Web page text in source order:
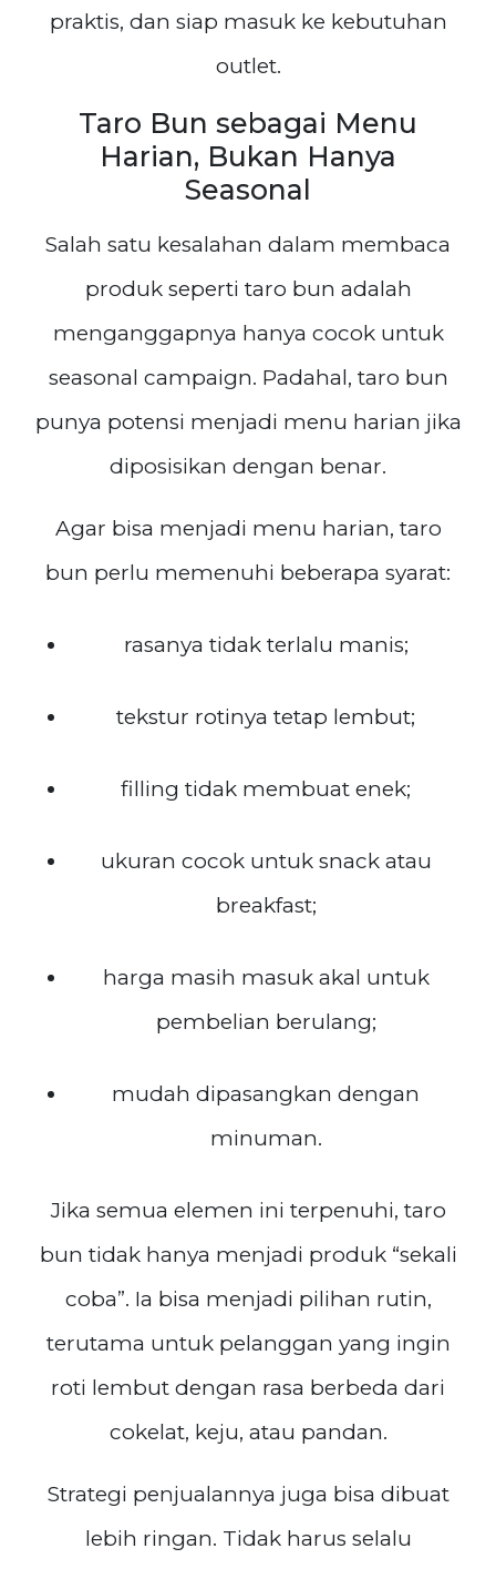
praktis, dan siap masuk ke kebutuhan
outlet.
Taro Bun sebagai Menu
Harian, Bukan Hanya
Seasonal
Salah satu kesalahan dalam membaca
produk seperti taro bun adalah
menganggapnya hanya cocok untuk
seasonal campaign. Padahal, taro bun
punya potensi menjadi menu harian jika
diposisikan dengan benar.
Agar bisa menjadi menu harian, taro
bun perlu memenuhi beberapa syarat:
rasanya tidak terlalu manis;
tekstur rotinya tetap lembut;
filling tidak membuat enek;
ukuran cocok untuk snack atau
breakfast;
harga masih masuk akal untuk
pembelian berulang;
mudah dipasangkan dengan
minuman.
Jika semua elemen ini terpenuhi, taro
bun tidak hanya menjadi produk “sekali
coba”. Ia bisa menjadi pilihan rutin,
terutama untuk pelanggan yang ingin
roti lembut dengan rasa berbeda dari
cokelat, keju, atau pandan.
Strategi penjualannya juga bisa dibuat
lebih ringan. Tidak harus selalu